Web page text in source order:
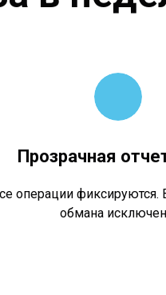
Прозрачная
операции фиксируются.
обмана